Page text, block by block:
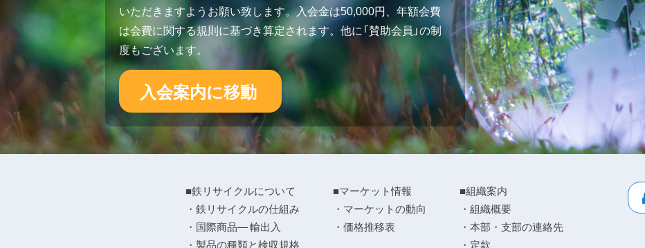
いただきますようお願い致します。入会金は50,000円、年額会費
は会費に関する規則に基づき算定されます。他に「賛助会員」の制
度もございます。
入会案内に移動
■鉄リサイクルについて
・鉄リサイクルの仕組み
・国際商品― 輸出入
・製品の種類と検収規格
■マーケット情報
・マーケットの動向
・価格推移表
■組織案内
・組織概要
・本部・支部の連絡先
・定款